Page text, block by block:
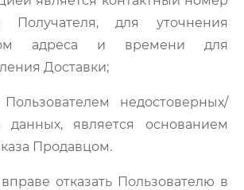
Получателя, для уточнения
адреса и времени для
Доставки;
недостоверных/
данных, является основанием
Продавцом.
отказать Пользователю в